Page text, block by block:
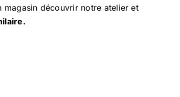
découvrir notre atelier et